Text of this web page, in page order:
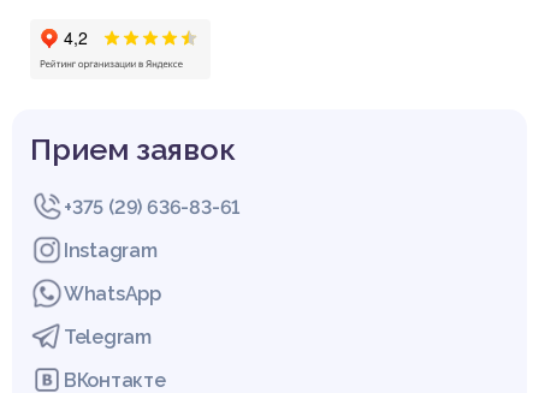
Прием заявок
+375 (29) 636-83-61
Instagram
WhatsApp
Telegram
ВКонтакте